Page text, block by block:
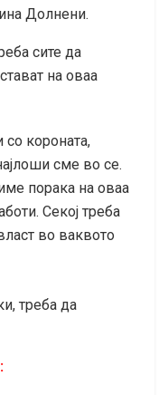
Долнени.
сите да
на оваа
со короната,
сме во се.
порака на оваа
Секој треба
во ваквото
треба да